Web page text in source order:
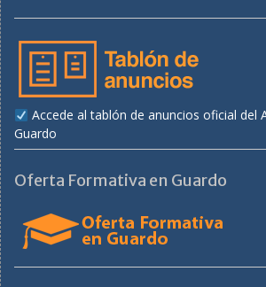
Accede al tablón de anuncios oficial del
Guardo
Oferta Formativa en Guardo